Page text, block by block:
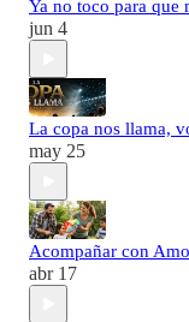
Ya no toco para que
jun 4
La copa nos llama,
may 25
Acompañar con
abr 17